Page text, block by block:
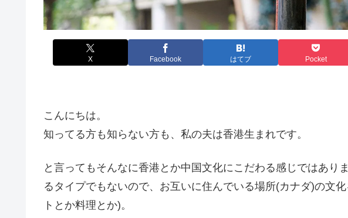
X Facebook はてブ Pocket
こんにちは。
知ってる方も知らない方も、私の夫は香港生まれです。
と言ってもそんなに香港とか中国文化にこだわる感じではあり
るタイプでもないので、お互いに住んでいる場所(カナダ)の文
トとか料理とか)。